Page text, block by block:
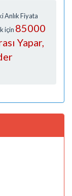
Anlık Fiyata
için 85000
Yapar,